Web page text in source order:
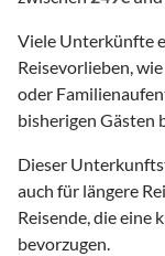
Viele Unterkünfte
Reisevorlieben,
oder
bisherigen Gästen
Dieser
auch für längere
Reisende, die eine
bevorzugen.